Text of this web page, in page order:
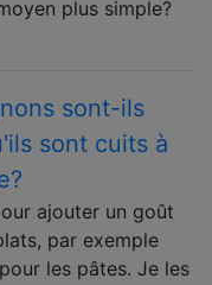
plus simple?
sont-ils
sont cuits à
ajouter un goût
par exemple
les pâtes. Je les